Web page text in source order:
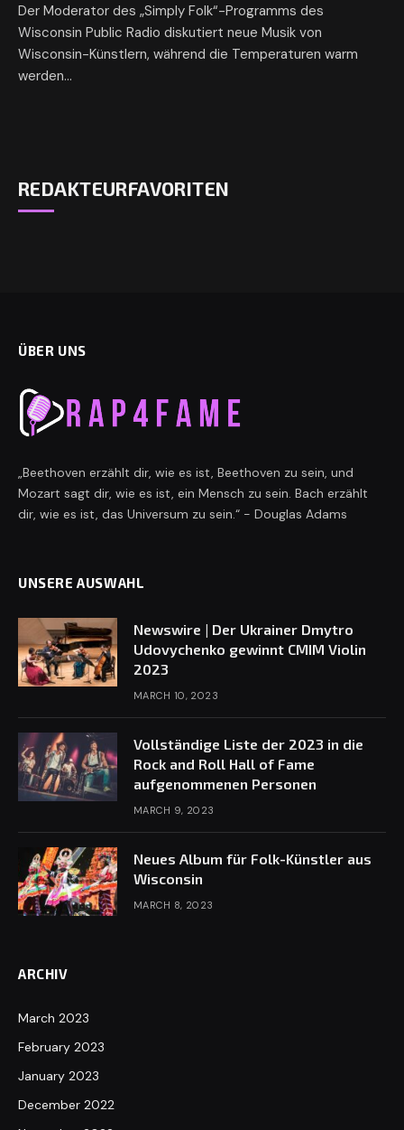
Der Moderator des „Simply Folk“-Programms des
Wisconsin Public Radio diskutiert neue Musik von
Wisconsin-Künstlern, während die Temperaturen warm
werden…
REDAKTEURFAVORITEN
ÜBER UNS
„Beethoven erzählt dir, wie es ist, Beethoven zu sein, und
Mozart sagt dir, wie es ist, ein Mensch zu sein. Bach erzählt
dir, wie es ist, das Universum zu sein.“ - Douglas Adams
UNSERE AUSWAHL
Newswire | Der Ukrainer Dmytro
Udovychenko gewinnt CMIM Violin
2023
MARCH 10, 2023
Vollständige Liste der 2023 in die
Rock and Roll Hall of Fame
aufgenommenen Personen
MARCH 9, 2023
Neues Album für Folk-Künstler aus
Wisconsin
MARCH 8, 2023
ARCHIV
March 2023
February 2023
January 2023
December 2022